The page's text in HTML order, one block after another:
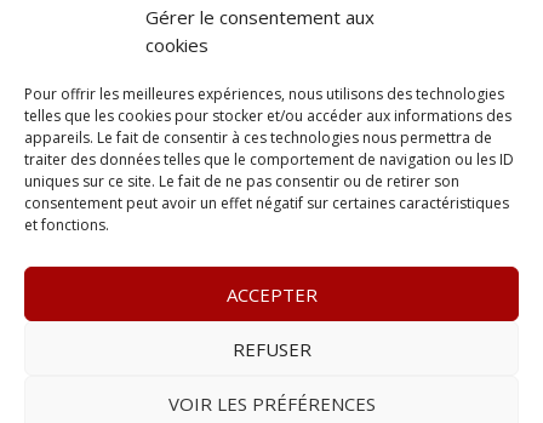
Gérer le consentement aux
cookies
Pour offrir les meilleures expériences, nous utilisons des technologies
telles que les cookies pour stocker et/ou accéder aux informations des
appareils. Le fait de consentir à ces technologies nous permettra de
traiter des données telles que le comportement de navigation ou les ID
uniques sur ce site. Le fait de ne pas consentir ou de retirer son
consentement peut avoir un effet négatif sur certaines caractéristiques
et fonctions.
ACCEPTER
REFUSER
VOIR LES PRÉFÉRENCES
– www.lelegis.fr –Zone Franche Cité Dillon
– E-mail :contact@lelegis.fr–